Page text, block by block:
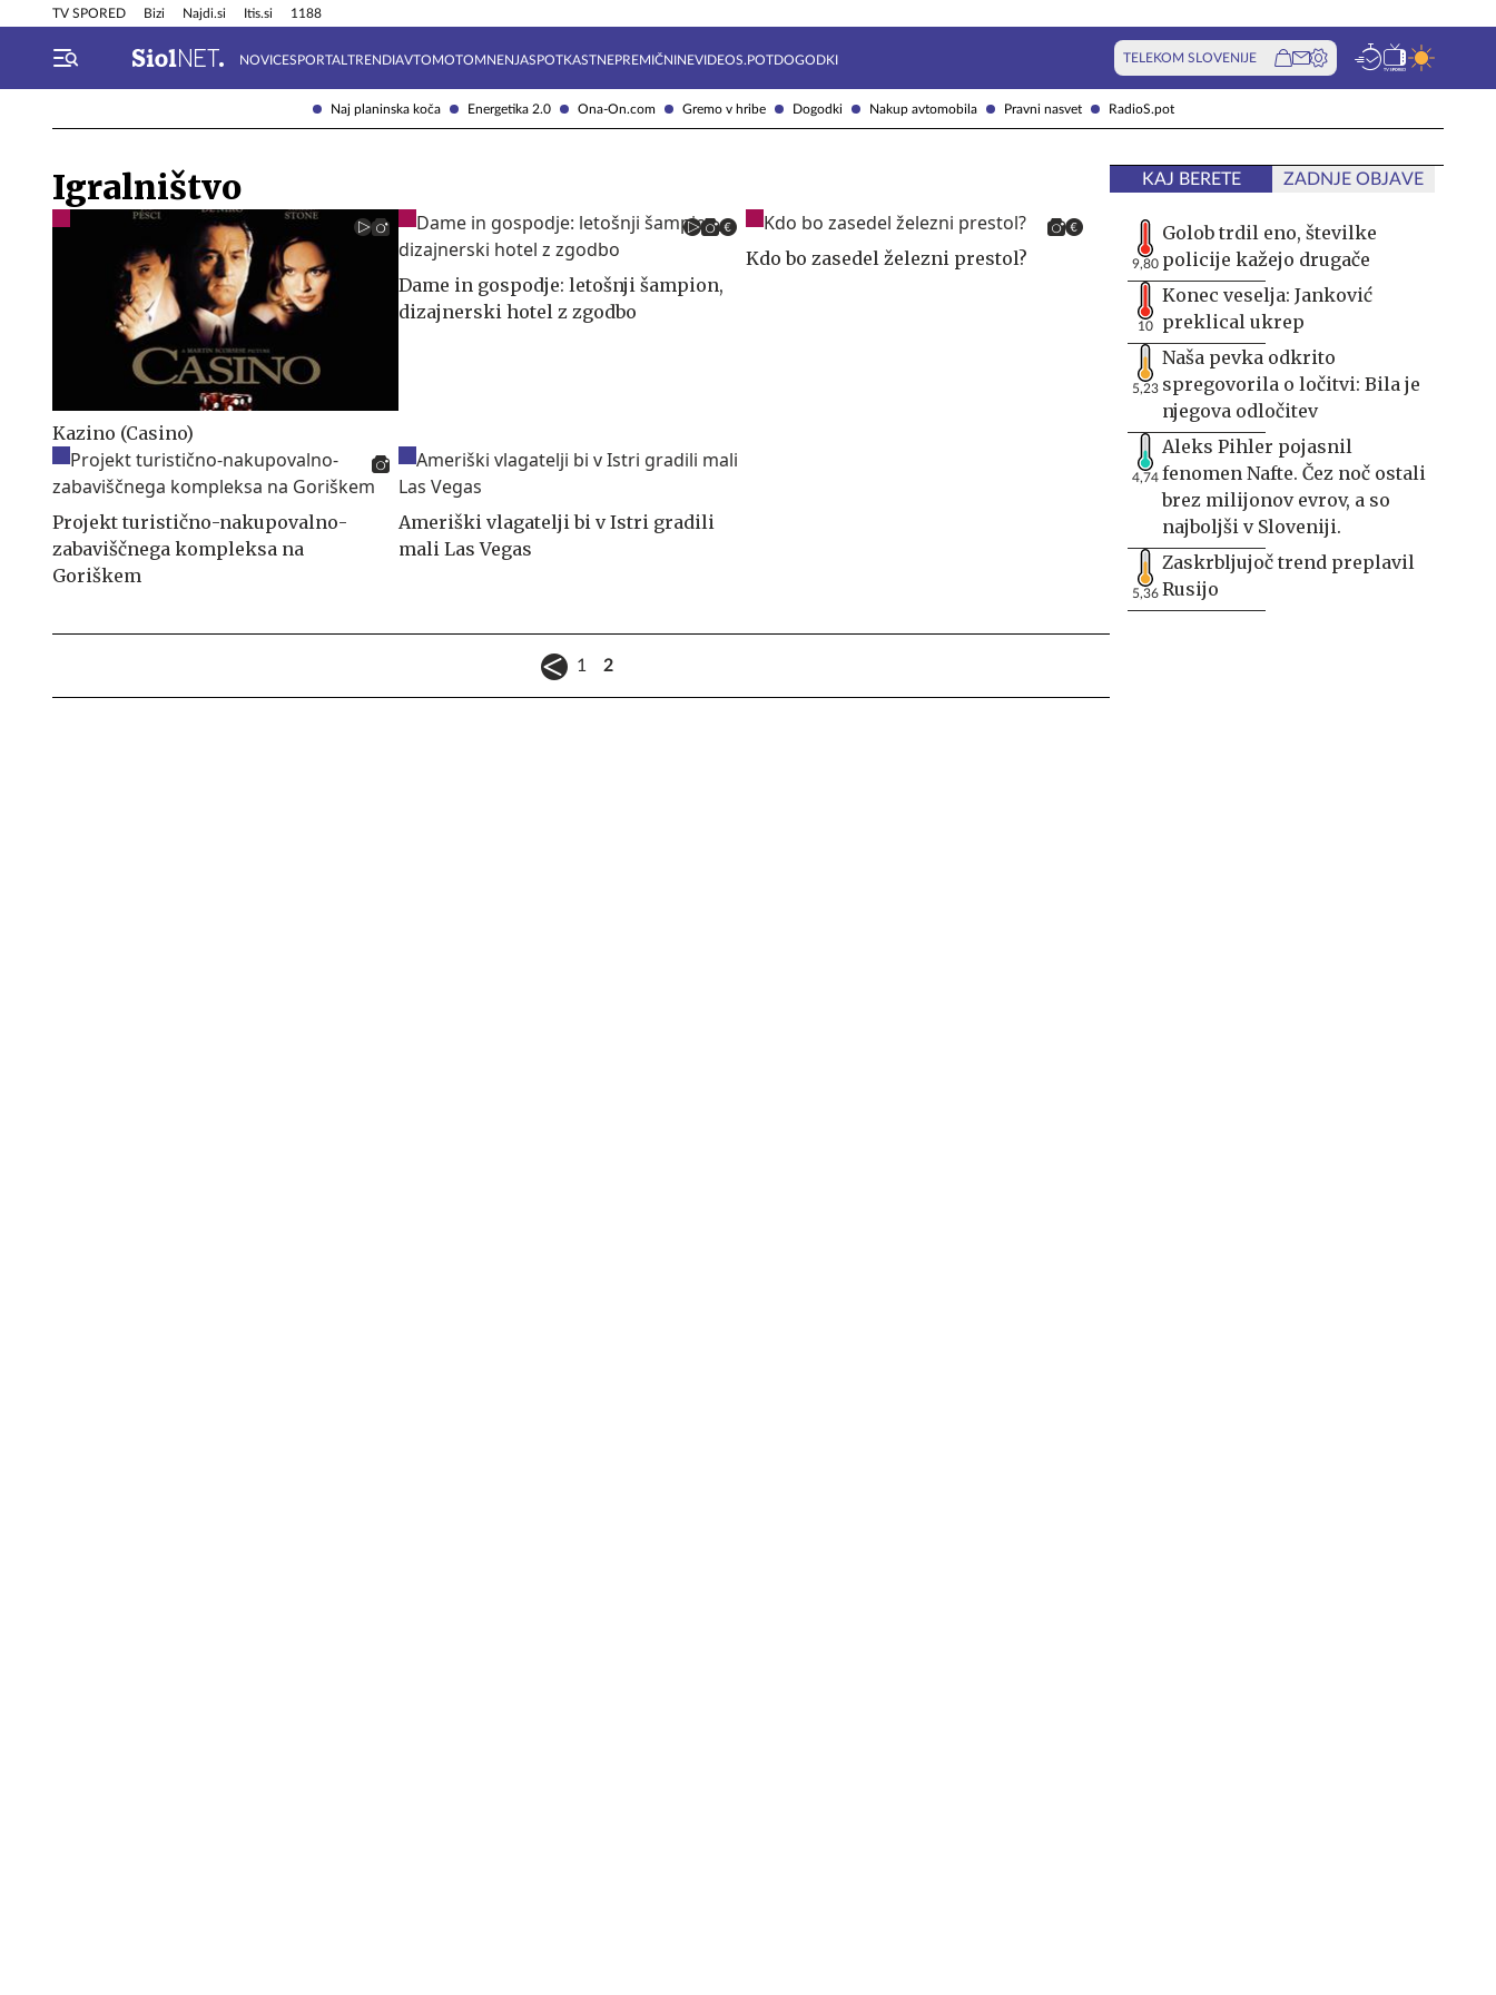
Naj planinska koča Energetika 2.0 Ona-On.com Gremo v hribe Dogodki Nakup avtomobila Pravni nasvet RadioS.pot
TV SPORED Bizi Najdi.si Itis.si 1188
NOVICESPORTAL TRENDIAVTOMOTOMNENJASPOTKASTNEPREMIČNINEVIDEOS.POTDOGODKI TELEKOM SLOVENIJE
Info in obvestila Tehnik
Igralništvo
Kazino (Casino)
Dame in gospodje: letošnji šampion,
dizajnerski hotel z zgodbo
Kdo bo zasedel železni prestol?
Projekt turistično-nakupovalno-
zabaviščnega kompleksa na
Goriškem
Ameriški vlagatelji bi v Istri gradili
mali Las Vegas
1 2
KAJ BERETE ZADNJE OBJAVE
9,80
Golob trdil eno, številke
policije kažejo drugače
10
Konec veselja: Janković
preklical ukrep
5,23
Naša pevka odkrito
spregovorila o ločitvi: Bila je
njegova odločitev
4,74
Aleks Pihler pojasnil
fenomen Nafte. Čez noč ostali
brez milijonov evrov, a so
najboljši v Sloveniji.
5,36
Zaskrbljujoč trend preplavil
Rusijo